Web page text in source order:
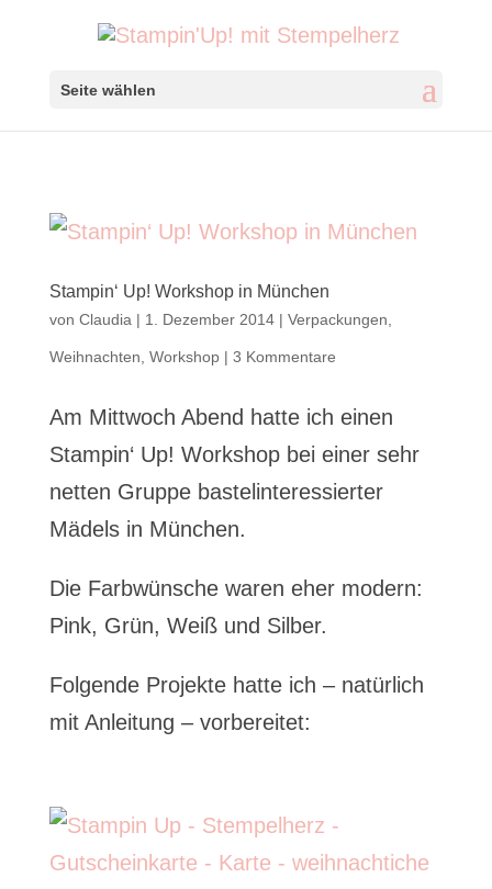
Seite wählen
Stampin‘ Up! Workshop in München
von Claudia | 1. Dezember 2014| Verpackungen
Weihnachten Workshop| 3 Kommentare
Am Mittwoch Abend hatte ich einen
Stampin‘ Up! Workshop bei einer sehr
netten Gruppe bastelinteressierter
Mädels in München.
Die Farbwünsche waren eher modern:
Pink, Grün, Weiß und Silber.
Folgende Projekte hatte ich – natürlich
mit Anleitung – vorbereitet: